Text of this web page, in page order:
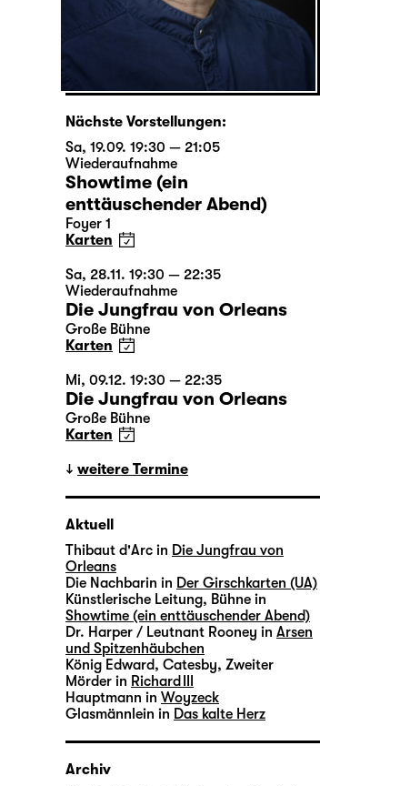
Nächste Vorstellungen:
Sa, 19.09. 19:30 — 21:05
Wiederaufnahme
Showtime (ein
enttäuschender Abend)
Foyer 1
Karten
Sa, 28.11. 19:30 — 22:35
Wiederaufnahme
Die Jungfrau von Orleans
Große Bühne
Karten
Mi, 09.12. 19:30 — 22:35
Die Jungfrau von Orleans
Große Bühne
Karten
weitere Termine
Aktuell
Thibaut d'Arc in Die Jungfrau von
Orleans
Die Nachbarin in Der Girschkarten (UA)
Künstlerische Leitung, Bühne in
Showtime (ein enttäuschender Abend)
Dr. Harper / Leutnant Rooney in Arsen
und Spitzenhäubchen
König Edward, Catesby, Zweiter
Mörder in Richard III
Hauptmann in Woyzeck
Glasmännlein in Das kalte Herz
Archiv